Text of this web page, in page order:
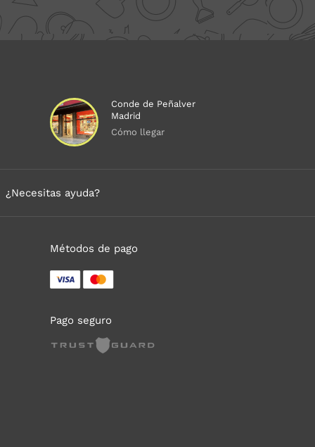
Conde de Peñalver
Madrid
Cómo llegar
¿Necesitas ayuda?
Métodos de pago
Pago seguro